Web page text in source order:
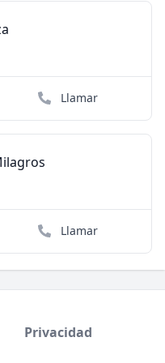
Llamar
Llamar
Privacidad